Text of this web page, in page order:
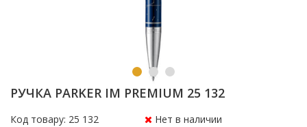
РУЧКА PARKER IM PREMIUM 25 132
Код товару: 25 132
Нет в наличии